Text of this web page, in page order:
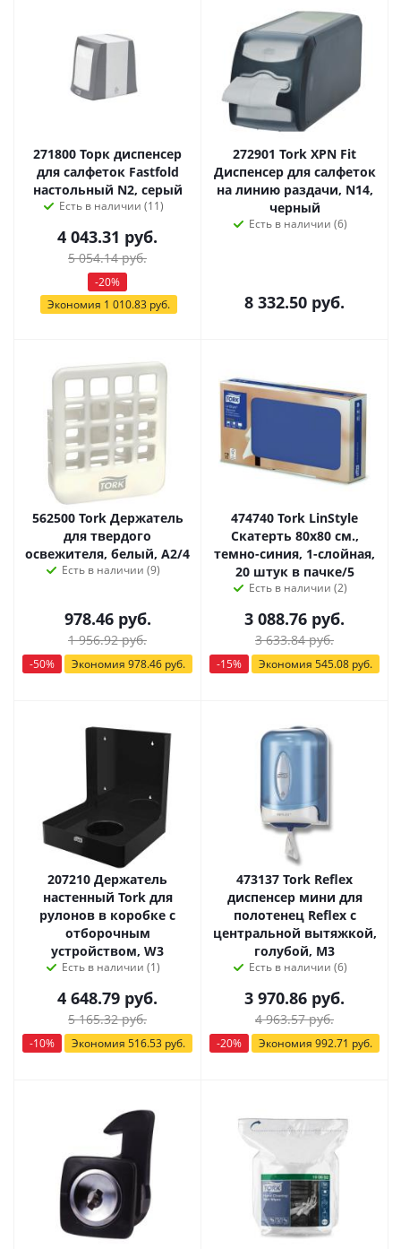
271800 Торк диспенсер
для салфеток Fastfold
настольный N2, серый
Есть в наличии (11)
4 043.31 руб.
5 054.14руб.
-20%
Экономия 1 010.83 руб.
272901 Tork XPN Fit
Диспенсер для салфеток
на линию раздачи, N14,
черный
Есть в наличии (6)
8 332.50 руб.
562500 Tork Держатель
для твердого
освежителя, белый, А2/4
Есть в наличии (9)
978.46руб.
1 956.92руб.
-50% Экономия 978.46 руб.
474740 Tork LinStyle
Скатерть 80х80 см.,
темно-синия, 1-слойная,
20 штук в пачке/5
Есть в наличии (2)
3 088.76 руб.
3 633.84руб.
-15% Экономия 545.08 руб.
207210 Держатель
настенный Tork для
рулонов в коробке с
отборочным
устройством, W3
Есть в наличии (1)
4 648.79 руб.
5 165.32руб.
-10% Экономия 516.53 руб.
473137 Tork Reflex
диспенсер мини для
полотенец Reflex с
центральной вытяжкой,
голубой, М3
Есть в наличии (6)
3 970.86 руб.
4 963.57руб.
-20% Экономия 992.71 руб.